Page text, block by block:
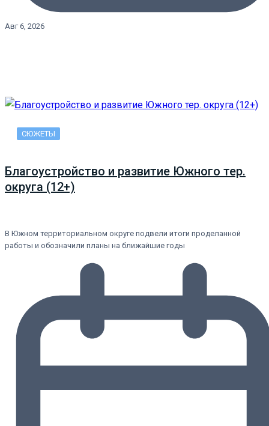
Авг 6, 2026
СЮЖЕТЫ
Благоустройство и развитие Южного тер.
округа (12+)
В Южном территориальном округе подвели итоги проделанной
работы и обозначили планы на ближайшие годы